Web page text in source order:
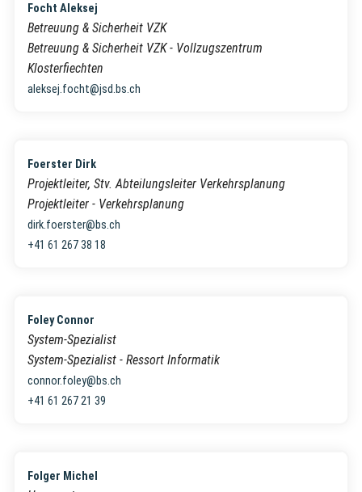
Focht Aleksej
Betreuung & Sicherheit VZK
Betreuung & Sicherheit VZK - Vollzugszentrum
Klosterfiechten
aleksej.focht@jsd.bs.ch
Foerster Dirk
Projektleiter, Stv. Abteilungsleiter Verkehrsplanung
Projektleiter - Verkehrsplanung
dirk.foerster@bs.ch
+41 61 267 38 18
Foley Connor
System-Spezialist
System-Spezialist - Ressort Informatik
connor.foley@bs.ch
+41 61 267 21 39
Folger Michel